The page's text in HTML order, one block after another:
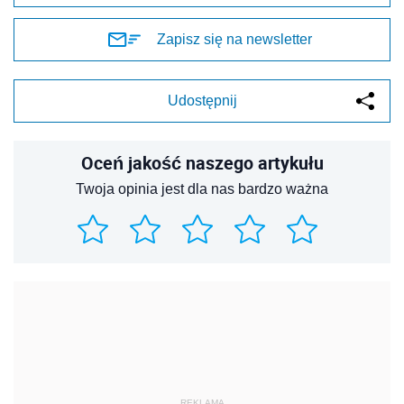
Zapisz się na newsletter
Udostępnij
Oceń jakość naszego artykułu
Twoja opinia jest dla nas bardzo ważna